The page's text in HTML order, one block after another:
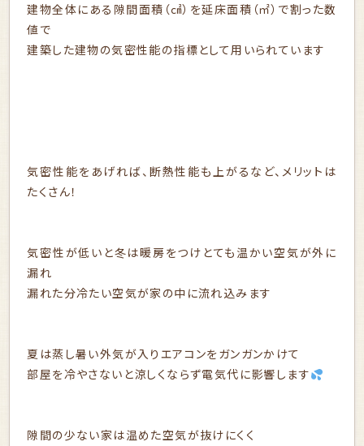
建物全体にある隙間面積（㎠）を延床面積（㎡）で割った数
値で
建築した建物の気密性能の指標として用いられています
気密性能をあげれば、断熱性能も上がるなど、メリットは
たくさん！
気密性が低いと冬は暖房をつけとても温かい空気が外に
漏れ
漏れた分冷たい空気が家の中に流れ込みます
夏は蒸し暑い外気が入りエアコンをガンガンかけて
部屋を冷やさないと涼しくならず電気代に影響します
隙間の少ない家は温めた空気が抜けにくく